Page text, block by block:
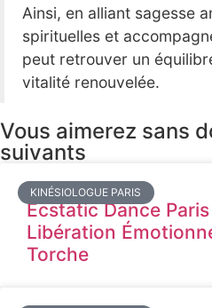
Ainsi, en alliant sagesse
spirituelles et
peut retrouver un
vitalité renouvelée.
Vous aimerez sans
suivants
KINÉSIOLOGUE PARIS
Ecstatic Dance
Libération
Torche